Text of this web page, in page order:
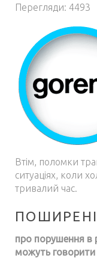
Перегляди: 4493
Втім, поломки
ситуаціях, коли
тривалий час.
про порушення в
можуть говорити